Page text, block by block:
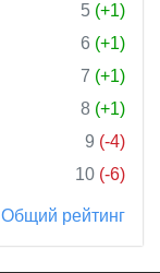
5 (+1)
6 (+1)
7 (+1)
8 (+1)
9 (-4)
10 (-6)
Общий рейтинг